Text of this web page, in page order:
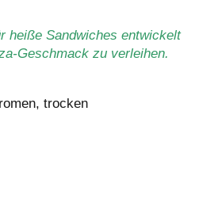
heiße Sandwiches entwickelt
Geschmack zu verleihen.
trocken